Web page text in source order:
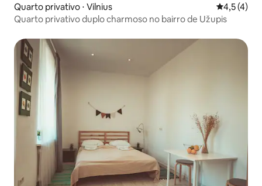
Quarto privativo ⋅ Vilnius 4,5 de
4,5 (4)
Quarto privativo duplo charmoso no bairro de Užupis